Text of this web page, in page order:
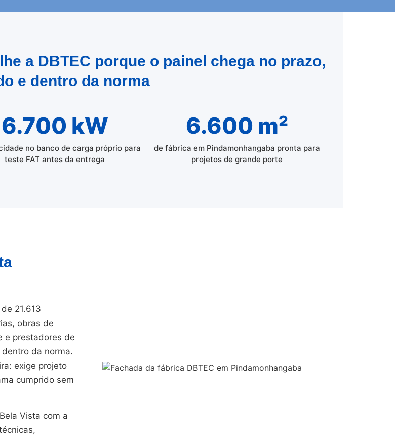
a DBTEC porque o painel chega no prazo,
e dentro da norma
6.700 kW
no banco de carga próprio para
teste FAT antes da entrega
6.600 m²
de fábrica em Pindamonhangaba pronta para
projetos de grande porte
21.613
obras de
e prestadores de
da norma.
exige projeto
cumprido sem
Vista com a